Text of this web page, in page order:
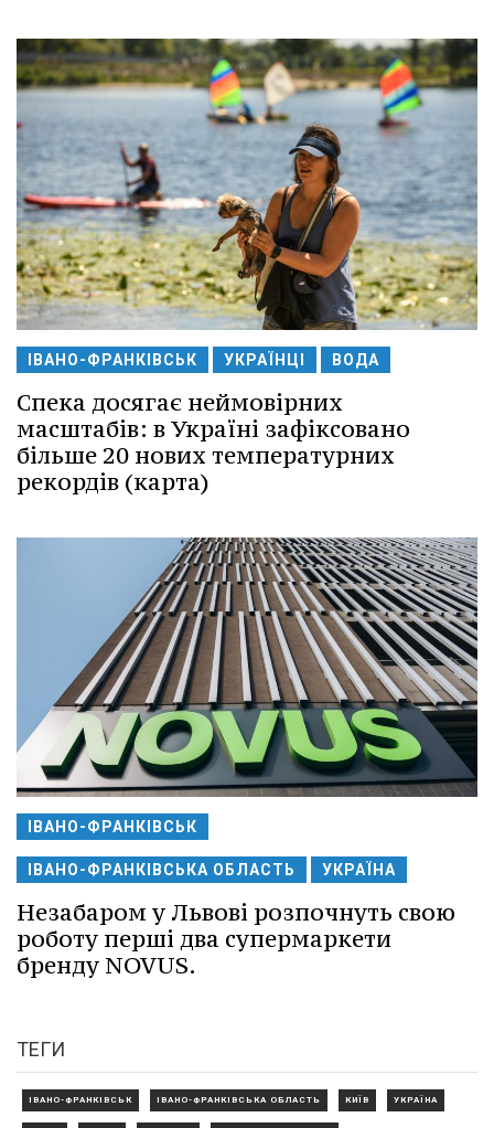
ІВАНО-ФРАНКІВСЬК УКРАЇНЦІ ВОДА
Спека досягає неймовірних
масштабів: в Україні зафіксовано
більше 20 нових температурних
рекордів (карта)
ІВАНО-ФРАНКІВСЬК
ІВАНО-ФРАНКІВСЬКА ОБЛАСТЬ УКРАЇНА
Незабаром у Львові розпочнуть свою
роботу перші два супермаркети
бренду NOVUS.
ТЕГИ
ІВАНО-ФРАНКІВСЬК ІВАНО-ФРАНКІВСЬКА ОБЛАСТЬ КИЇВ УКРАЇНА